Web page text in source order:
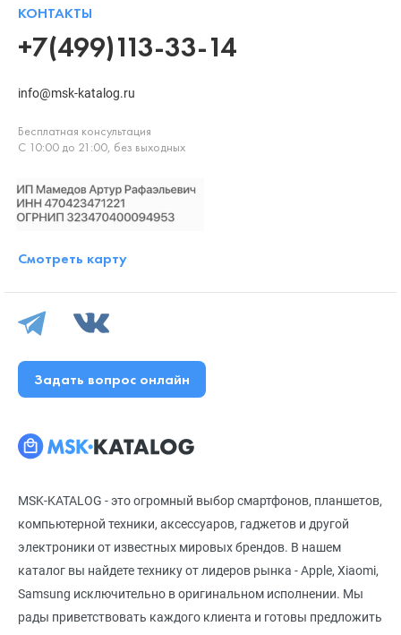
MSK-KATALOG - это огромный выбор смартфонов, планшетов,
компьютерной техники, аксессуаров, гаджетов и другой
электроники от известных мировых брендов. В нашем
каталог вы найдете технику от лидеров рынка - Apple, Xiaomi,
Samsung исключительно в оригинальном исполнении. Мы
рады приветствовать каждого клиента и готовы предложить
КОНТАКТЫ
+7(499)113-33-14
info@msk-katalog.ru
Бесплатная консультация
С 10:00 до 21:00, без выходных
Смотреть карту
Задать вопрос онлайн